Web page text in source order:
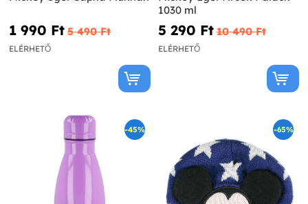
1 990 Ft‎ 5 490 Ft‎
ELÉRHETŐ
1030 ml
5 290 Ft‎ 10 490 Ft‎
ELÉRHETŐ
-45% -65%